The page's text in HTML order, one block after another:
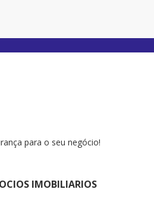
para o seu negócio!
IMOBILIARIOS